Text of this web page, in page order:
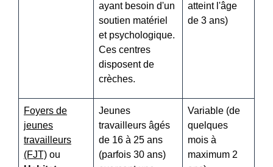
ayant besoin d'un
soutien matériel
et psychologique.
Ces centres
disposent de
crèches.
atteint l'âge
de 3 ans)
Foyers de
jeunes
travailleurs
(FJT) ou
Jeunes
travailleurs âgés
de 16 à 25 ans
(parfois 30 ans)
Variable (de
quelques
mois à
maximum 2